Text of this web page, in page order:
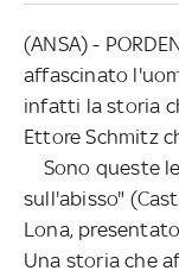
(ANSA) -
affascinato
infatti la storia
Ettore Schmitz
Sono queste
sull'abisso"
Lona,
Una storia che